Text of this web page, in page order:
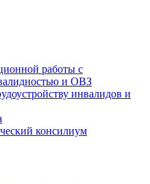
работы с
и ОВЗ
инвалидов и
консилиум